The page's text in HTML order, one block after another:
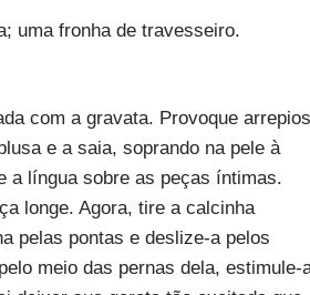
uma fronha de travesseiro.
com a gravata. Provoque arrepios
e a saia, soprando na pele à
a língua sobre as peças íntimas.
longe. Agora, tire a calcinha
pelas pontas e deslize-a pelos
meio das pernas dela, estimule-